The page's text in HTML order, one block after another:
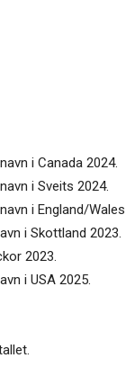
i Canada 2024.
i Sveits 2024.
i England/Wales
i Skottland 2023.
2023.
i USA 2025.